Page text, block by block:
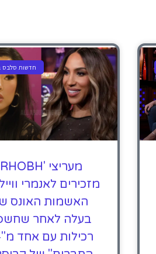
חדשות סלבס
מזכירים לאנמרי
האשמות האונס
בעלה לאחר